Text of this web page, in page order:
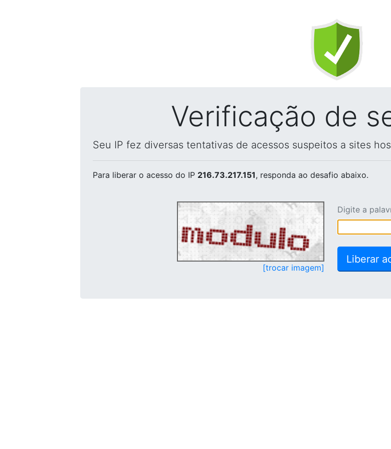
Verificação de
Seu IP fez diversas tentativas de acessos suspeitos a sites
Para liberar o acesso do IP 216.73.217.151, responda ao desafio abaixo.
[trocar imagem]
Digite a